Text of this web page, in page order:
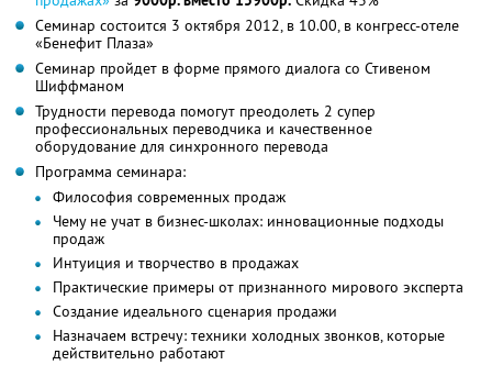
Семинар состоится 3 октября 2012, в 10.00, в конгресс-отеле
«Бенефит Плаза»
Семинар пройдет в форме прямого диалога со Стивеном
Шиффманом
Трудности перевода помогут преодолеть 2 супер
профессиональных переводчика и качественное
оборудование для синхронного перевода
Программа семинара:
Философия современных продаж
Чему не учат в бизнес-школах: инновационные подходы
продаж
Интуиция и творчество в продажах
Практические примеры от признанного мирового эксперта
Создание идеального сценария продажи
Назначаем встречу: техники холодных звонков, которые
действительно работают